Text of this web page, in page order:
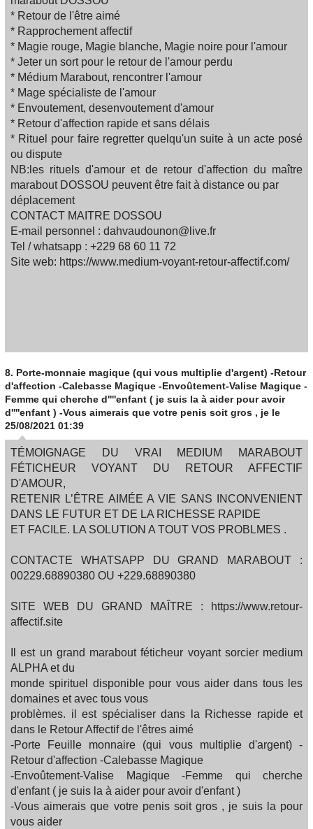
* Retour de l'être aimé
* Rapprochement affectif
* Magie rouge, Magie blanche, Magie noire pour l'amour
* Jeter un sort pour le retour de l'amour perdu
* Médium Marabout, rencontrer l'amour
* Mage spécialiste de l'amour
* Envoutement, desenvoutement d'amour
* Retour d'affection rapide et sans délais
* Rituel pour faire regretter quelqu'un suite à un acte posé
ou dispute
NB:les rituels d'amour et de retour d'affection du maître
marabout DOSSOU peuvent être fait à distance ou par
déplacement
CONTACT MAITRE DOSSOU
E-mail personnel : dahvaudounon@live.fr
Tel / whatsapp : +229 68 60 11 72
Site web: https://www.medium-voyant-retour-affectif.com/
8. Porte-monnaie magique (qui vous multiplie d'argent) -Retour
d'affection -Calebasse Magique -Envoûtement-Valise Magique -
Femme qui cherche d''''enfant ( je suis la à aider pour avoir
d''''enfant ) -Vous aimerais que votre penis soit gros , je le
25/08/2021 01:39
TÉMOIGNAGE DU VRAI MEDIUM MARABOUT
FÉTICHEUR VOYANT DU RETOUR AFFECTIF
D'AMOUR,
RETENIR L’ÊTRE AIMÉE A VIE SANS INCONVENIENT
DANS LE FUTUR ET DE LA RICHESSE RAPIDE
ET FACILE. LA SOLUTION A TOUT VOS PROBLMES .
CONTACTE WHATSAPP DU GRAND MARABOUT :
00229.68890380 OU +229.68890380
SITE WEB DU GRAND MAÎTRE : https://www.retour-
affectif.site
Il est un grand marabout féticheur voyant sorcier medium
ALPHA et du
monde spirituel disponible pour vous aider dans tous les
domaines et avec tous vous
problèmes. il est spécialiser dans la Richesse rapide et
dans le Retour Affectif de l'êtres aimé
-Porte Feuille monnaire (qui vous multiplie d'argent) -
Retour d'affection -Calebasse Magique
-Envoûtement-Valise Magique -Femme qui cherche
d'enfant ( je suis la à aider pour avoir d'enfant )
-Vous aimerais que votre penis soit gros , je suis la pour
vous aider